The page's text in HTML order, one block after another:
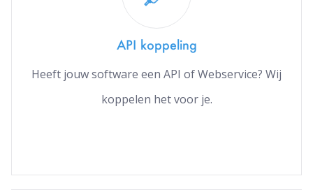
API koppeling
Heeft jouw software een API of Webservice? Wij
koppelen het voor je.